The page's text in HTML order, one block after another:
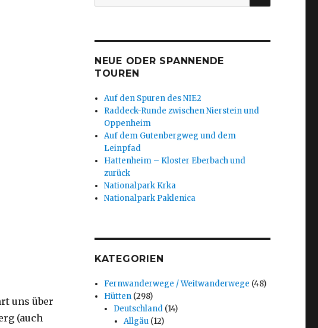
uns über
(auch
nach:
NEUE ODER SPANNENDE
TOUREN
Auf den Spuren des NIE2
Raddeck-Runde zwischen Nierstein und
Oppenheim
Auf dem Gutenbergweg und dem
Leinpfad
Hattenheim – Kloster Eberbach und
zurück
Nationalpark Krka
Nationalpark Paklenica
KATEGORIEN
Fernwanderwege / Weitwanderwege (48)
Hütten (298)
Deutschland (14)
Allgäu(12)